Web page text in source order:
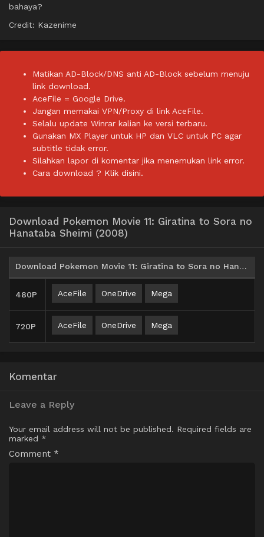
bahaya?
Credit: Kazenime
Matikan AD-Block/DNS anti AD-Block sebelum menuju
link download.
AceFile = Google Drive.
Jangan memakai VPN/Proxy di link AceFile.
Selalu update Winrar kalian ke versi terbaru.
Gunakan MX Player untuk HP dan VLC untuk PC agar
subtitle tidak error.
Silahkan lapor di komentar jika menemukan link error.
Cara download ? Klik disini.
Download Pokemon Movie 11: Giratina to Sora no
Hanataba Sheimi (2008)
Download Pokemon Movie 11: Giratina to Sora no Hanataba Sheimi Subtitle Indonesia
480P AceFile OneDrive Mega
720P AceFile OneDrive Mega
Komentar
Leave a Reply
Your email address will not be published. Required fields are
marked *
Comment *